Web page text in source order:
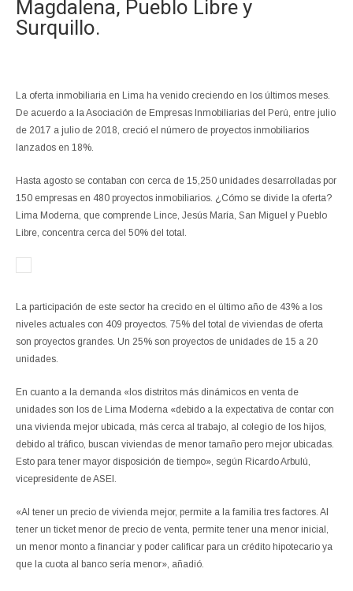
Magdalena, Pueblo Libre y
Surquillo.
La oferta inmobiliaria en Lima ha venido creciendo en los últimos meses.
De acuerdo a la Asociación de Empresas Inmobiliarias del Perú, entre julio
de 2017 a julio de 2018, creció el número de proyectos inmobiliarios
lanzados en 18%.
Hasta agosto se contaban con cerca de 15,250 unidades desarrolladas por
150 empresas en 480 proyectos inmobiliarios. ¿Cómo se divide la oferta?
Lima Moderna, que comprende Lince, Jesús María, San Miguel y Pueblo
Libre, concentra cerca del 50% del total.
La participación de este sector ha crecido en el último año de 43% a los
niveles actuales con 409 proyectos. 75% del total de viviendas de oferta
son proyectos grandes. Un 25% son proyectos de unidades de 15 a 20
unidades.
En cuanto a la demanda «los distritos más dinámicos en venta de
unidades son los de Lima Moderna «debido a la expectativa de contar con
una vivienda mejor ubicada, más cerca al trabajo, al colegio de los hijos,
debido al tráfico, buscan viviendas de menor tamaño pero mejor ubicadas.
Esto para tener mayor disposición de tiempo», según Ricardo Arbulú,
vicepresidente de ASEI.
«Al tener un precio de vivienda mejor, permite a la familia tres factores. Al
tener un ticket menor de precio de venta, permite tener una menor inicial,
un menor monto a financiar y poder calificar para un crédito hipotecario ya
que la cuota al banco sería menor», añadió.